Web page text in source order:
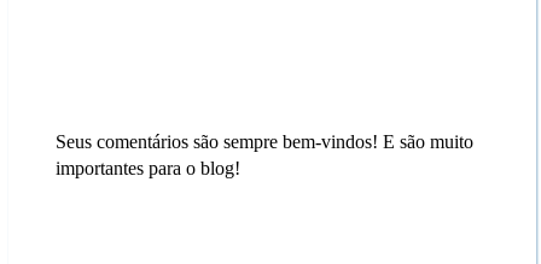
Seus comentários são sempre bem-vindos! E são muito
importantes para o blog!